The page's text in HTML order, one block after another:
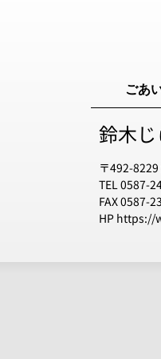
ごあ
鈴木
〒492-
TEL 0587-
FAX 0587-
HP https://